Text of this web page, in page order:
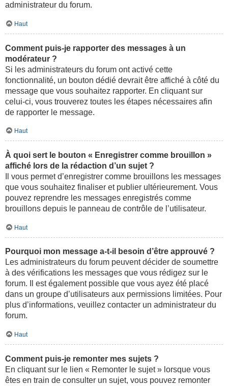
administrateur du forum.
Haut
Comment puis-je rapporter des messages à un
modérateur ?
Si les administrateurs du forum ont activé cette
fonctionnalité, un bouton dédié devrait être affiché à côté du
message que vous souhaitez rapporter. En cliquant sur
celui-ci, vous trouverez toutes les étapes nécessaires afin
de rapporter le message.
Haut
À quoi sert le bouton « Enregistrer comme brouillon »
affiché lors de la rédaction d’un sujet ?
Il vous permet d’enregistrer comme brouillons les messages
que vous souhaitez finaliser et publier ultérieurement. Vous
pouvez reprendre les messages enregistrés comme
brouillons depuis le panneau de contrôle de l’utilisateur.
Haut
Pourquoi mon message a-t-il besoin d’être approuvé ?
Les administrateurs du forum peuvent décider de soumettre
à des vérifications les messages que vous rédigez sur le
forum. Il est également possible que vous ayez été placé
dans un groupe d’utilisateurs aux permissions limitées. Pour
plus d’informations, veuillez contacter un administrateur du
forum.
Haut
Comment puis-je remonter mes sujets ?
En cliquant sur le lien « Remonter le sujet » lorsque vous
êtes en train de consulter un sujet, vous pouvez remonter